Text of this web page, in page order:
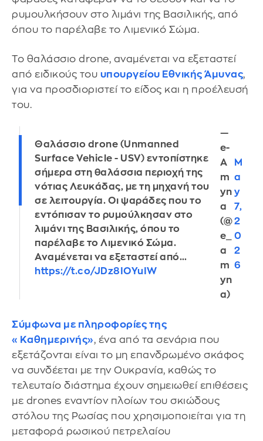
ρυμουλκήσουν στο λιμάνι της Βασιλικής, από
όπου το παρέλαβε το Λιμενικό Σώμα.
Το θαλάσσιο drone, αναμένεται να εξεταστεί
από ειδικούς του υπουργείου Εθνικής Άμυνας,
για να προσδιοριστεί το είδος και η προέλευσή
του.
Θαλάσσιο drone (Unmanned
Surface Vehicle - USV) εντοπίστηκε
σήμερα στη θαλάσσια περιοχή της
νότιας Λευκάδας, με τη μηχανή του
σε λειτουργία. Οι ψαράδες που το
εντόπισαν το ρυμούλκησαν στο
λιμάνι της Βασιλικής, όπου το
παρέλαβε το Λιμενικό Σώμα.
Αναμένεται να εξεταστεί από…
https://t.co/JDz8IOYuIW
—
e-
Α
m
yn
a
(@
e_
a
m
yn
a)
M
a
y
7,
2
0
2
6
Σύμφωνα με πληροφορίες της
«Καθημερινής», ένα από τα σενάρια που
εξετάζονται είναι το μη επανδρωμένο σκάφος
να συνδέεται με την Ουκρανία, καθώς το
τελευταίο διάστημα έχουν σημειωθεί επιθέσεις
με drones εναντίον πλοίων του σκιώδους
στόλου της Ρωσίας που χρησιμοποιείται για τη
μεταφορά ρωσικού πετρελαίου